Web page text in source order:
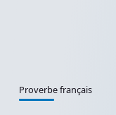
Proverbe français